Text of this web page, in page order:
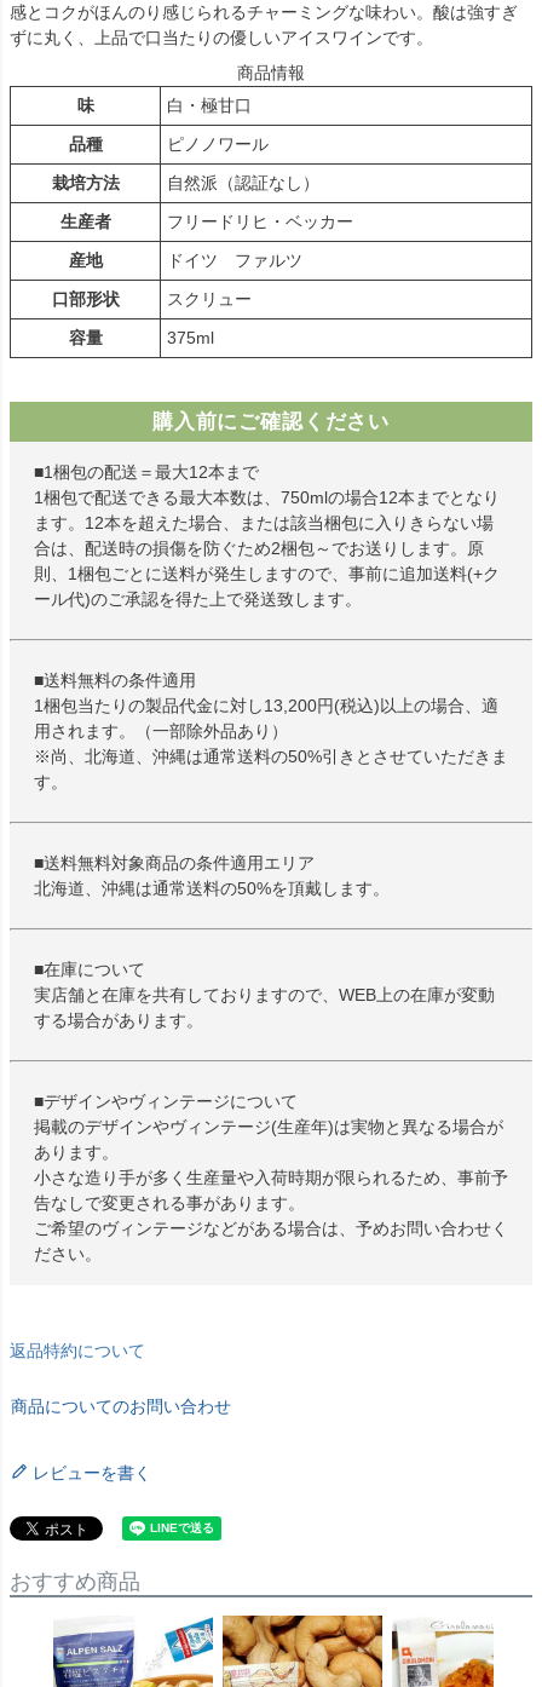
感とコクがほんのり感じられるチャーミングな味わい。酸は強すぎ
ずに丸く、上品で口当たりの優しいアイスワインです。
商品情報
味
白・極甘口
品種
ピノノワール
栽培方法
自然派（認証なし）
生産者
フリードリヒ・ベッカー
産地
ドイツ ファルツ
口部形状
スクリュー
容量
375ml
購入前にご確認ください
■1梱包の配送＝最大12本まで
1梱包で配送できる最大本数は、750mlの場合12本までとなり
ます。12本を超えた場合、または該当梱包に入りきらない場
合は、配送時の損傷を防ぐため2梱包～でお送りします。原
則、1梱包ごとに送料が発生しますので、事前に追加送料(+ク
ール代)のご承認を得た上で発送致します。
■送料無料の条件適用
1梱包当たりの製品代金に対し13,200円(税込)以上の場合、適
用されます。（一部除外品あり）
※尚、北海道、沖縄は通常送料の50%引きとさせていただきま
す。
■送料無料対象商品の条件適用エリア
北海道、沖縄は通常送料の50%を頂戴します。
■在庫について
実店舗と在庫を共有しておりますので、WEB上の在庫が変動
する場合があります。
■デザインやヴィンテージについて
掲載のデザインやヴィンテージ(生産年)は実物と異なる場合が
あります。
小さな造り手が多く生産量や入荷時期が限られるため、事前予
告なしで変更される事があります。
ご希望のヴィンテージなどがある場合は、予めお問い合わせく
ださい。
返品特約について
商品についてのお問い合わせ
レビューを書く
おすすめ商品